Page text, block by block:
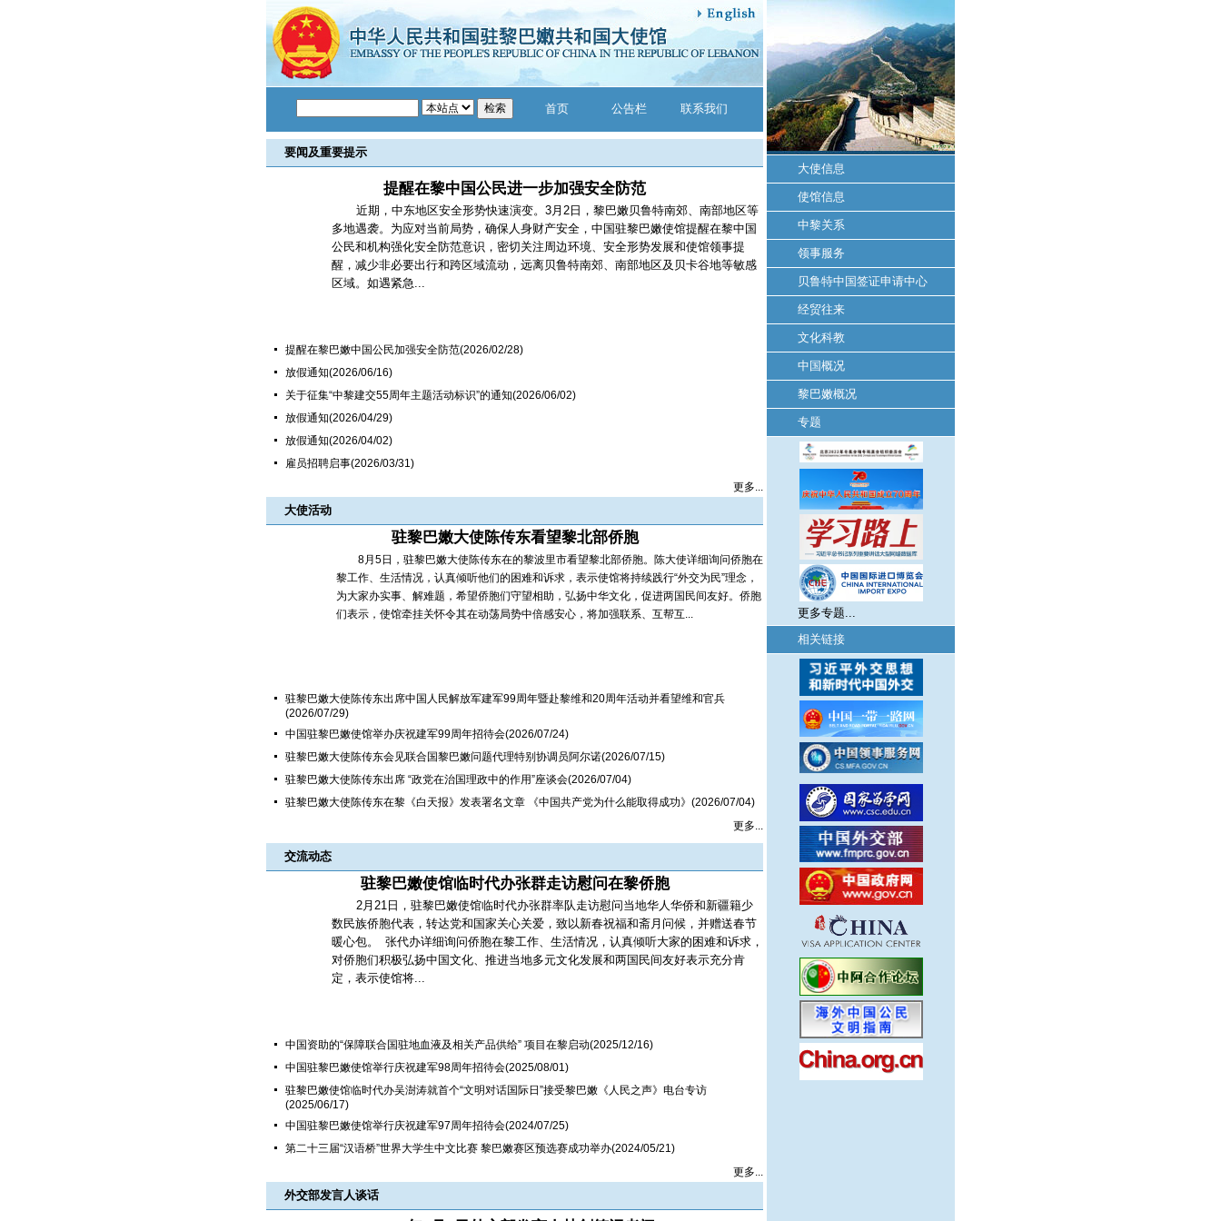
首页 公告栏 联系我们
要闻及重要提示
提醒在黎中国公民进一步加强安全防范
近期，中东地区安全形势快速演变。3月2日，黎巴嫩贝鲁特南郊、南部地区等
多地遇袭。为应对当前局势，确保人身财产安全，中国驻黎巴嫩使馆提醒在黎中国
公民和机构强化安全防范意识，密切关注周边环境、安全形势发展和使馆领事提
醒，减少非必要出行和跨区域流动，远离贝鲁特南郊、南部地区及贝卡谷地等敏感
区域。如遇紧急...
提醒在黎巴嫩中国公民加强安全防范(2026/02/28)
放假通知(2026/06/16)
关于征集“中黎建交55周年主题活动标识”的通知(2026/06/02)
放假通知(2026/04/29)
放假通知(2026/04/02)
雇员招聘启事(2026/03/31)
更多...
大使活动
驻黎巴嫩大使陈传东看望黎北部侨胞
8月5日，驻黎巴嫩大使陈传东在的黎波里市看望黎北部侨胞。陈大使详细询问侨胞在
黎工作、生活情况，认真倾听他们的困难和诉求，表示使馆将持续践行“外交为民”理念，
为大家办实事、解难题，希望侨胞们守望相助，弘扬中华文化，促进两国民间友好。侨胞
们表示，使馆牵挂关怀令其在动荡局势中倍感安心，将加强联系、互帮互...
驻黎巴嫩大使陈传东出席中国人民解放军建军99周年暨赴黎维和20周年活动并看望维和官兵
(2026/07/29)
中国驻黎巴嫩使馆举办庆祝建军99周年招待会(2026/07/24)
驻黎巴嫩大使陈传东会见联合国黎巴嫩问题代理特别协调员阿尔诺(2026/07/15)
驻黎巴嫩大使陈传东出席 “政党在治国理政中的作用”座谈会(2026/07/04)
驻黎巴嫩大使陈传东在黎《白天报》发表署名文章 《中国共产党为什么能取得成功》 (2026/07/04)
更多...
交流动态
驻黎巴嫩使馆临时代办张群走访慰问在黎侨胞
2月21日，驻黎巴嫩使馆临时代办张群率队走访慰问当地华人华侨和新疆籍少
数民族侨胞代表，转达党和国家关心关爱，致以新春祝福和斋月问候，并赠送春节
暖心包。 张代办详细询问侨胞在黎工作、生活情况，认真倾听大家的困难和诉求，
对侨胞们积极弘扬中国文化、推进当地多元文化发展和两国民间友好表示充分肯
定，表示使馆将...
中国资助的“保障联合国驻地血液及相关产品供给” 项目在黎启动(2025/12/16)
中国驻黎巴嫩使馆举行庆祝建军98周年招待会(2025/08/01)
驻黎巴嫩使馆临时代办吴澍涛就首个“文明对话国际日”接受黎巴嫩《人民之声》电台专访
(2025/06/17)
中国驻黎巴嫩使馆举行庆祝建军97周年招待会(2024/07/25)
第二十三届“汉语桥”世界大学生中文比赛 黎巴嫩赛区预选赛成功举办(2024/05/21)
更多...
外交部发言人谈话
大使信息
使馆信息
中黎关系
领事服务
贝鲁特中国签证申请中心
经贸往来
文化科教
中国概况
黎巴嫩概况
专题
更多专题...
相关链接